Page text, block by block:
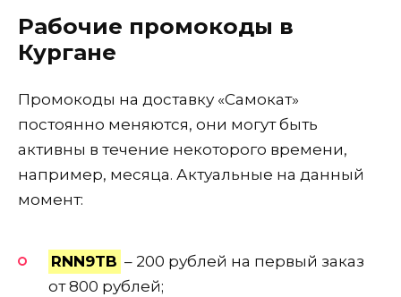
Рабочие промокоды в
Кургане
Промокоды на доставку «Самокат»
постоянно меняются, они могут быть
активны в течение некоторого времени,
например, месяца. Актуальные на данный
момент:
RNN9TB – 200 рублей на первый заказ
от 800 рублей;